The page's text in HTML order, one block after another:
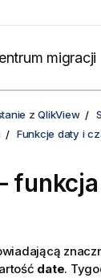
migracji
z QlikView
Funkcje daty i
date.